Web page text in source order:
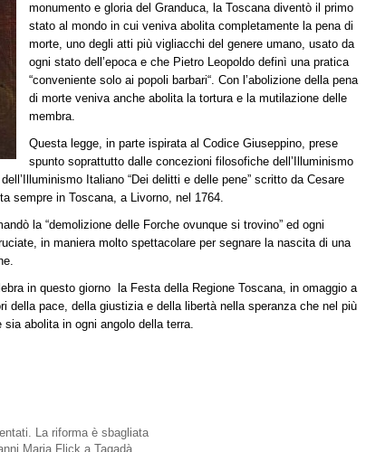
monumento e gloria del Granduca, la Toscana diventò il primo
stato al mondo in cui veniva abolita completamente la pena di
morte, uno degli atti più vigliacchi del genere umano, usato da
ogni stato dell’epoca e che Pietro Leopoldo definì una pratica
“conveniente solo ai popoli barbari“. Con l’abolizione della pena
di morte veniva anche abolita la tortura e la mutilazione delle
membra.
Questa legge, in parte ispirata al Codice Giuseppino, prese
spunto soprattutto dalle concezioni filosofiche dell’Illuminismo
Italiano “Dei delitti e delle pene” scritto da Cesare
sempre in Toscana, a Livorno, nel 1764.
la “demolizione delle Forche ovunque si trovino” ed ogni
in maniera molto spettacolare per segnare la nascita di una
in questo giorno la Festa della Regione Toscana, in omaggio a
della pace, della giustizia e della libertà nella speranza che nel più
abolita in ogni angolo della terra.
La riforma è sbagliata
Maria Flick a Tagadà